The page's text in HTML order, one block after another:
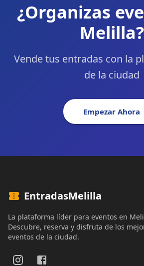
¿Organizas
Melilla?
Vende tus entradas con la
de la ciudad
Empezar Ahora
EntradasMelilla
La plataforma líder para eventos en
Descubre, reserva y disfruta de los
eventos de la ciudad.